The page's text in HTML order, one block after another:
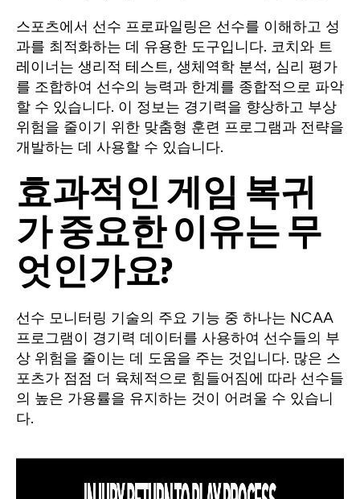
스포츠에서 선수 프로파일링은 선수를 이해하고 성
과를 최적화하는 데 유용한 도구입니다. 코치와 트
레이너는 생리적 테스트, 생체역학 분석, 심리 평가
를 조합하여 선수의 능력과 한계를 종합적으로 파악
할 수 있습니다. 이 정보는 경기력을 향상하고 부상
위험을 줄이기 위한 맞춤형 훈련 프로그램과 전략을
개발하는 데 사용할 수 있습니다.
효과적인 게임 복귀
가 중요한 이유는 무
엇인가요?
선수 모니터링 기술의 주요 기능 중 하나는 NCAA
프로그램이 경기력 데이터를 사용하여 선수들의 부
상 위험을 줄이는 데 도움을 주는 것입니다. 많은 스
포츠가 점점 더 육체적으로 힘들어짐에 따라 선수들
의 높은 가용률을 유지하는 것이 어려울 수 있습니
다.